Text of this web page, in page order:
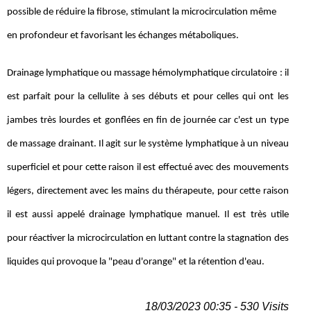
possible de réduire la fibrose, stimulant la microcirculation même
en profondeur et favorisant les échanges métaboliques.
Drainage lymphatique ou massage hémolymphatique circulatoire : il
est parfait pour la cellulite à ses débuts et pour celles qui ont les
jambes très lourdes et gonflées en fin de journée car c'est un type
de massage drainant. Il agit sur le système lymphatique à un niveau
superficiel et pour cette raison il est effectué avec des mouvements
légers, directement avec les mains du thérapeute, pour cette raison
il est aussi appelé drainage lymphatique manuel. Il est très utile
pour réactiver la microcirculation en luttant contre la stagnation des
liquides qui provoque la "peau d'orange" et la rétention d'eau.
18/03/2023 00:35 - 530 Visits